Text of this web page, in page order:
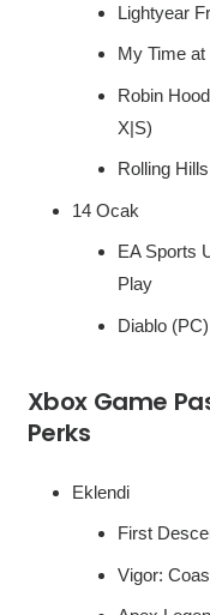
Lightyear
My Time
Robin
X|S)
Rolling
14 Ocak
EA Sports
Play
Diablo (PC)
Xbox Game
Perks
Eklendi
First
Vigor: